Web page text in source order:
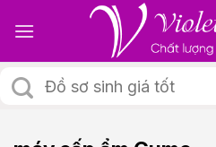
Tìm
kiếm: